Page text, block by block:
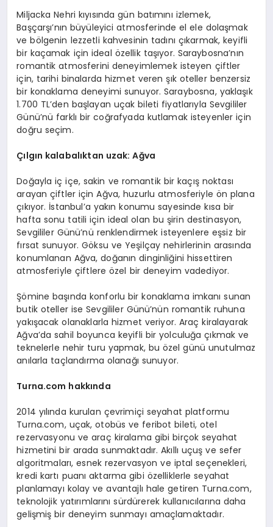
Miljacka Nehri kıyısında gün batımını izlemek,
Başçarşı’nın büyüleyici atmosferinde el ele dolaşmak
ve bölgenin lezzetli kahvesinin tadını çıkarmak, keyifli
bir kaçamak için ideal özellik taşıyor. Saraybosna’nın
romantik atmosferini deneyimlemek isteyen çiftler
için, tarihi binalarda hizmet veren şık oteller benzersiz
bir konaklama deneyimi sunuyor. Saraybosna, yaklaşık
1.700 TL’den başlayan uçak bileti fiyatlarıyla Sevgililer
Günü’nü farklı bir coğrafyada kutlamak isteyenler için
doğru seçim.
Çılgın kalabalıktan uzak: Ağva
Doğayla iç içe, sakin ve romantik bir kaçış noktası
arayan çiftler için Ağva, huzurlu atmosferiyle ön plana
çıkıyor. İstanbul’a yakın konumu sayesinde kısa bir
hafta sonu tatili için ideal olan bu şirin destinasyon,
Sevgililer Günü’nü renklendirmek isteyenlere eşsiz bir
fırsat sunuyor. Göksu ve Yeşilçay nehirlerinin arasında
konumlanan Ağva, doğanın dinginliğini hissettiren
atmosferiyle çiftlere özel bir deneyim vadediyor.
Şömine başında konforlu bir konaklama imkanı sunan
butik oteller ise Sevgililer Günü’nün romantik ruhuna
yakışacak olanaklarla hizmet veriyor. Araç kiralayarak
Ağva’da sahil boyunca keyifli bir yolculuğa çıkmak ve
teknelerle nehir turu yapmak, bu özel günü unutulmaz
anılarla taçlandırma olanağı sunuyor.
Turna.com hakkında
2014 yılında kurulan çevrimiçi seyahat platformu
Turna.com, uçak, otobüs ve feribot bileti, otel
rezervasyonu ve araç kiralama gibi birçok seyahat
hizmetini bir arada sunmaktadır. Akıllı uçuş ve sefer
algoritmaları, esnek rezervasyon ve iptal seçenekleri,
kredi kartı puanı aktarma gibi özelliklerle seyahat
planlamayı kolay ve avantajlı hale getiren Turna.com,
teknolojik yatırımlarını sürdürerek kullanıcılarına daha
gelişmiş bir deneyim sunmayı amaçlamaktadır.